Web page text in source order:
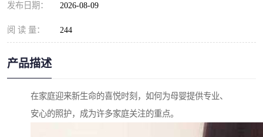
发布日期： 2026-08-09
阅 读 量： 244
产品描述
在家庭迎来新生命的喜悦时刻，如何为母婴提供专业、
安心的照护，成为许多家庭关注的重点。